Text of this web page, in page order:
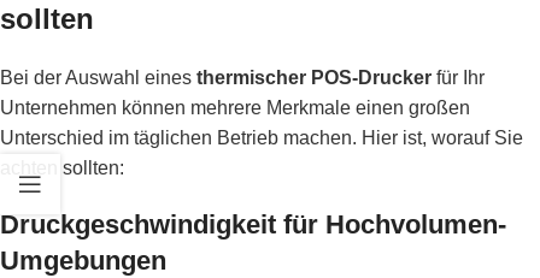
sollten
Bei der Auswahl eines thermischer POS-Drucker für Ihr
Unternehmen können mehrere Merkmale einen großen
Unterschied im täglichen Betrieb machen. Hier ist, worauf Sie
achten sollten:
Druckgeschwindigkeit für Hochvolumen-
Umgebungen